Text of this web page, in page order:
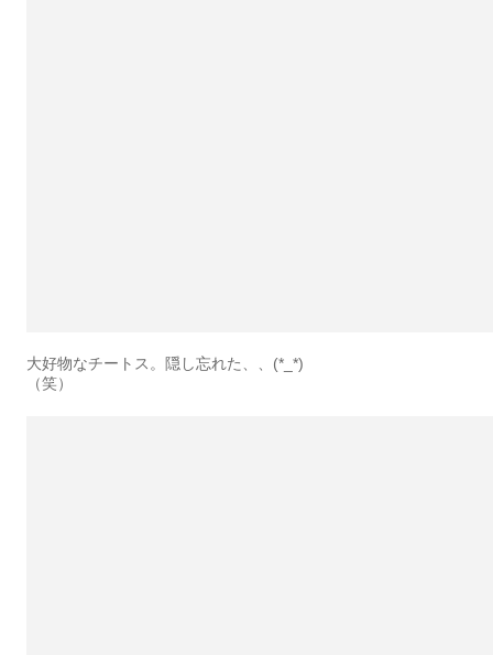
大好物なチートス。隠し忘れた、、(*_*)
（笑）